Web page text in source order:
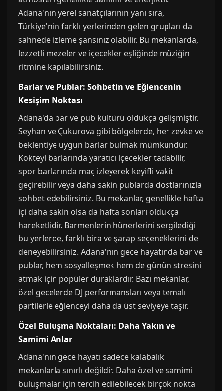
Adana'nın yerel sanatçılarının yanı sıra,
Türkiye'nin farklı yerlerinden gelen grupları da
sahnede izleme şansınız olabilir. Bu mekanlarda,
lezzetli mezeler ve içecekler eşliğinde müziğin
ritmine kapılabilirsiniz.
Barlar ve Publar: Sohbetin ve Eğlencenin
Kesişim Noktası
Adana'da bar ve pub kültürü oldukça gelişmiştir.
Seyhan ve Çukurova gibi bölgelerde, her zevke ve
beklentiye uygun barlar bulmak mümkündür.
Kokteyl barlarında yaratıcı içecekler tadabilir,
spor barlarında maç izleyerek keyifli vakit
geçirebilir veya daha sakin publarda dostlarınızla
sohbet edebilirsiniz. Bu mekanlar, genellikle hafta
içi daha sakin olsa da hafta sonları oldukça
hareketlidir. Barmenlerin hünerlerini sergilediği
bu yerlerde, farklı bira ve şarap seçeneklerini de
deneyebilirsiniz. Adana'nın gece hayatında bar ve
publar, hem sosyalleşmek hem de günün stresini
atmak için popüler duraklardır. Bazı mekanlar,
özel gecelerde DJ performansları veya temalı
partilerle eğlenceyi daha da üst seviyeye taşır.
Özel Buluşma Noktaları: Daha Yakın ve
Samimi Anlar
Adana'nın gece hayatı sadece kalabalık
mekanlarla sınırlı değildir. Daha özel ve samimi
buluşmalar için tercih edilebilecek birçok nokta